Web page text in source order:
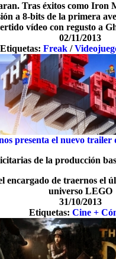
Tras éxitos como
a 8-bits de la primera
vídeo con regusto a
02/11/2013
Etiquetas: Freak /
presenta el nuevo
de la producción
encargado de traernos el
universo LEGO
31/10/2013
Etiquetas: Cine +